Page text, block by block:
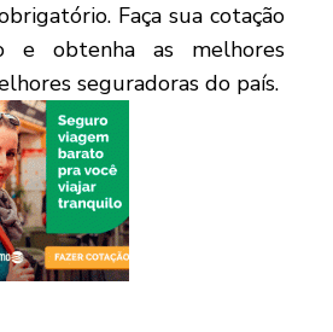
Faça sua cotação
e obtenha as melhores
seguradoras do país.